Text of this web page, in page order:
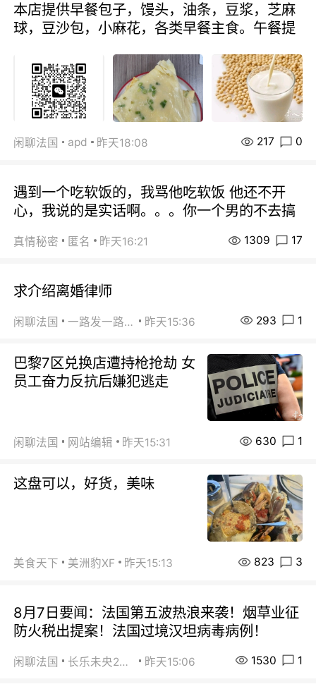
本店提供早餐包子，馒头，油条，豆浆，芝麻
球，豆沙包，小麻花，各类早餐主食。午餐提
闲聊法国 apd 昨天18:08 217 0
遇到一个吃软饭的，我骂他吃软饭 他还不开
心，我说的是实话啊。。。你一个男的不去搞
真情秘密 匿名 昨天16:21 1309 17
求介绍离婚律师
闲聊法国 一路发一路发 昨天15:36 293 1
巴黎7区兑换店遭持枪抢劫 女
员工奋力反抗后嫌犯逃走
闲聊法国 网站编辑 昨天15:31 630 1
这盘可以，好货，美味
美食天下 美洲豹XF 昨天15:13 823 3
8月7日要闻：法国第五波热浪来袭！烟草业征
防火税出提案！法国过境汉坦病毒病例！
闲聊法国 长乐未央2015 昨天15:06 1530 1